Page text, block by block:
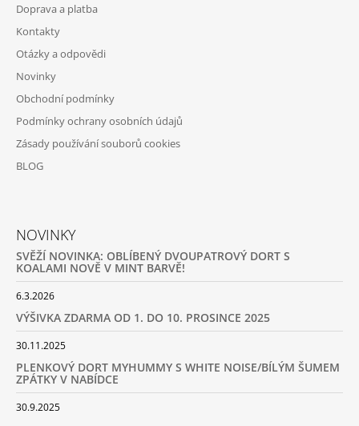
Doprava a platba
Kontakty
Otázky a odpovědi
Novinky
Obchodní podmínky
Podmínky ochrany osobních údajů
Zásady používání souborů cookies
BLOG
NOVINKY
SVĚŽÍ NOVINKA: OBLÍBENÝ DVOUPATROVÝ DORT S
KOALAMI NOVĚ V MINT BARVĚ!
6.3.2026
VÝŠIVKA ZDARMA OD 1. DO 10. PROSINCE 2025
30.11.2025
PLENKOVÝ DORT MYHUMMY S WHITE NOISE/BÍLÝM ŠUMEM
ZPÁTKY V NABÍDCE
30.9.2025